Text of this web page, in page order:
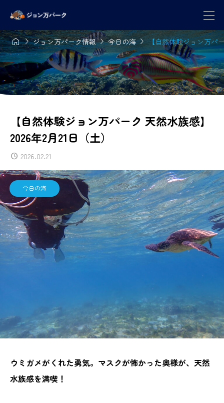
ジョン万パーク情報今日の海【自然体験ジョン万パ
【自然体験ジョン万パーク 天然水族感】
2026年2月21日（土）
2026.02.21
今日の海
ウミガメがくれた勇気。マスクが怖かった奥様が、天然
水族感を満喫！